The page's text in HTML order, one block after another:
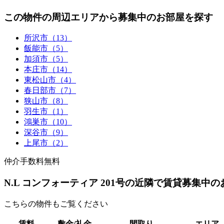
この物件の周辺エリアから募集中のお部屋を探す
所沢市（13）
飯能市（5）
加須市（5）
本庄市（14）
東松山市（4）
春日部市（7）
狭山市（8）
羽生市（1）
鴻巣市（10）
深谷市（9）
上尾市（2）
仲介手数料無料
N.L コンフォーティア 201号の近隣で賃貸募集中の
こちらの物件もご覧ください